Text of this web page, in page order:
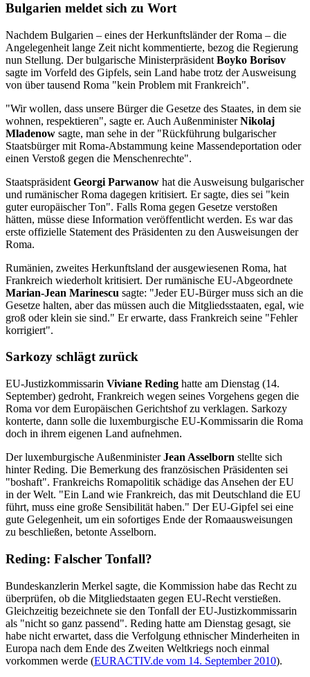
Bulgarien meldet sich zu Wort
Nachdem Bulgarien – eines der Herkunftsländer der Roma – die
Angelegenheit lange Zeit nicht kommentierte, bezog die Regierung
nun Stellung. Der bulgarische Ministerpräsident Boyko Borisov
sagte im Vorfeld des Gipfels, sein Land habe trotz der Ausweisung
von über tausend Roma "kein Problem mit Frankreich".
"Wir wollen, dass unsere Bürger die Gesetze des Staates, in dem sie
wohnen, respektieren", sagte er. Auch AußenministerNikolaj
Mladenow sagte, man sehe in der "Rückführung bulgarischer
Staatsbürger mit Roma-Abstammung keine Massendeportation oder
einen Verstoß gegen die Menschenrechte".
Staatspräsident Georgi Parwanow hat die Ausweisung bulgarischer
und rumänischer Roma dagegen kritisiert. Er sagte, dies sei "kein
guter europäischer Ton". Falls Roma gegen Gesetze verstoßen
hätten, müsse diese Information veröffentlicht werden. Es war das
erste offizielle Statement des Präsidenten zu den Ausweisungen der
Roma.
Rumänien, zweites Herkunftsland der ausgewiesenen Roma, hat
Frankreich wiederholt kritisiert. Der rumänische EU-Abgeordnete
Marian-Jean Marinescu sagte: "Jeder EU-Bürger muss sich an die
Gesetze halten, aber das müssen auch die Mitgliedsstaaten, egal, wie
groß oder klein sie sind." Er erwarte, dass Frankreich seine "Fehler
korrigiert".
Sarkozy schlägt zurück
EU-Justizkommissarin Viviane Reding hatte am Dienstag (14.
September) gedroht, Frankreich wegen seines Vorgehens gegen die
Roma vor dem Europäischen Gerichtshof zu verklagen. Sarkozy
konterte, dann solle die luxemburgische EU-Kommissarin die Roma
doch in ihrem eigenen Land aufnehmen.
Der luxemburgische AußenministerJean Asselborn stellte sich
hinter Reding. Die Bemerkung des französischen Präsidenten sei
"boshaft". Frankreichs Romapolitik schädige das Ansehen der EU
in der Welt. "Ein Land wie Frankreich, das mit Deutschland die EU
führt, muss eine große Sensibilität haben." Der EU-Gipfel sei eine
gute Gelegenheit, um ein sofortiges Ende der Romaausweisungen
zu beschließen, betonte Asselborn.
Reding: Falscher Tonfall?
Bundeskanzlerin Merkel sagte, die Kommission habe das Recht zu
überprüfen, ob die Mitgliedstaaten gegen EU-Recht verstießen.
Gleichzeitig bezeichnete sie den Tonfall der EU-Justizkommissarin
als "nicht so ganz passend". Reding hatte am Dienstag gesagt, sie
habe nicht erwartet, dass die Verfolgung ethnischer Minderheiten in
Europa nach dem Ende des Zweiten Weltkriegs noch einmal
vorkommen werde (EURACTIV.de vom 14. September 2010).